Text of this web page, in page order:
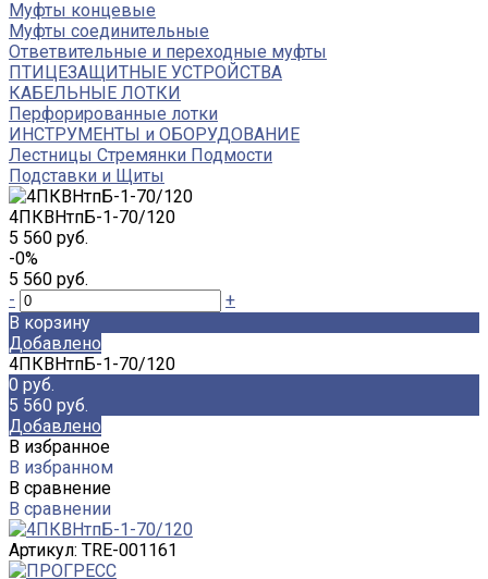
Муфты концевые
Муфты соединительные
Ответвительные и переходные муфты
ПТИЦЕЗАЩИТНЫЕ УСТРОЙСТВА
КАБЕЛЬНЫЕ ЛОТКИ
Перфорированные лотки
ИНСТРУМЕНТЫ и ОБОРУДОВАНИЕ
Лестницы Стремянки Подмости
Подставки и Щиты
4ПКВНтпБ-1-70/120
5 560 руб.
-0%
5 560 руб.
-
+
В корзину
Добавлено
4ПКВНтпБ-1-70/120
0 руб.
5 560 руб.
Добавлено
В избранное
В избранном
В сравнение
В сравнении
Артикул: TRE-001161